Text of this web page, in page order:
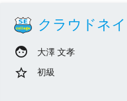
クラウドネ
face 大澤 文孝
star_border 初級